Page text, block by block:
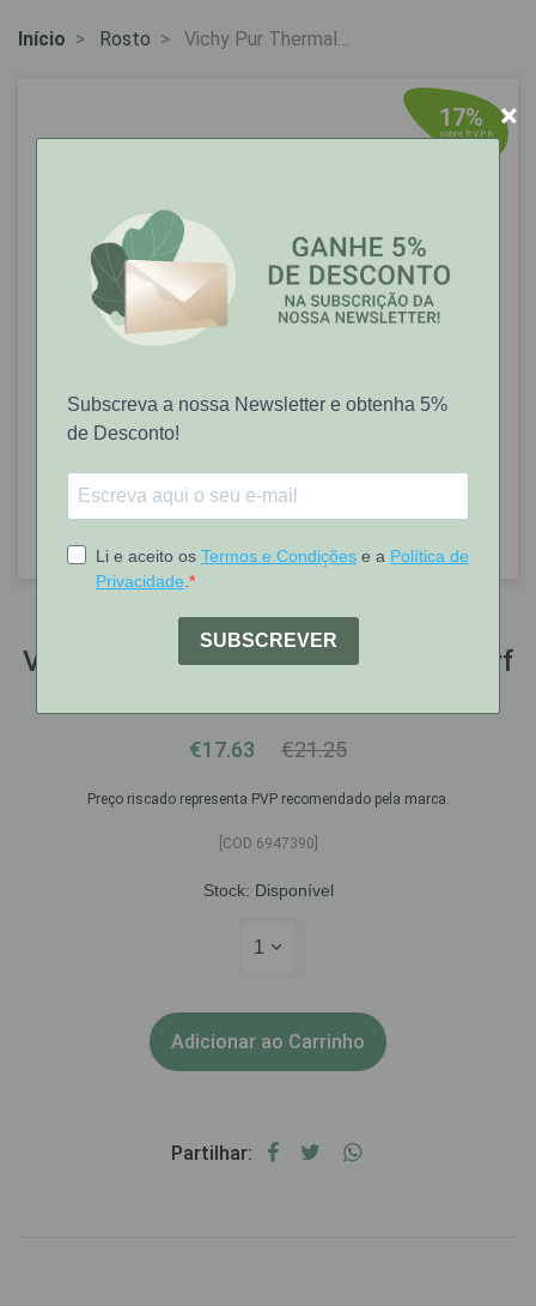
Início Rosto
17%
sobre P.V.P.R
Vichy Pur Thermal Locao Tonica Aperf
€17.63 €21.25
Preço riscado representa PVP recomendado pela marca.
[COD 6947390]
Stock: Disponível
1
Adicionar ao Carrinho
Partilhar:
×